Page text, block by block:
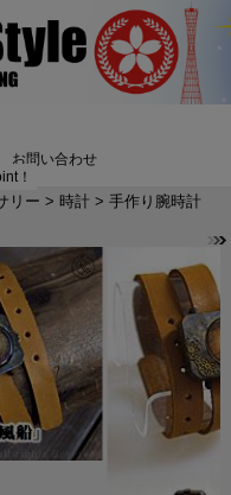
お問い合わせ
！
リー > 時計 > 手作り腕時計